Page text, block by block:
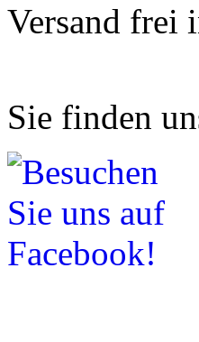
Versand frei
Sie finden